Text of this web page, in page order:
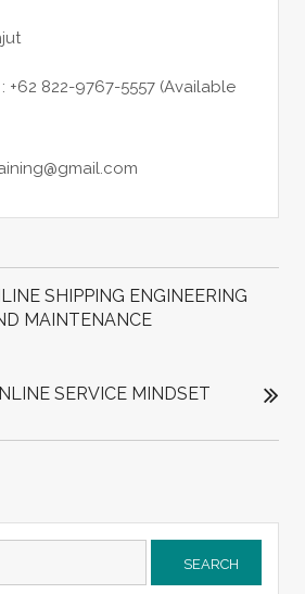
+62 822-9767-5557 (Available
SHIPPING ENGINEERING
MAINTENANCE
SERVICE MINDSET